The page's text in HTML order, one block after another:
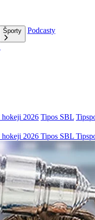
Športy
Podcasty
2026 Tipos SBL
2026 Tipos SBL